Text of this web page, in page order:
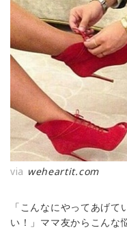
via weheartit.com
「こんなにやってあげ
い！」ママ友からこんな